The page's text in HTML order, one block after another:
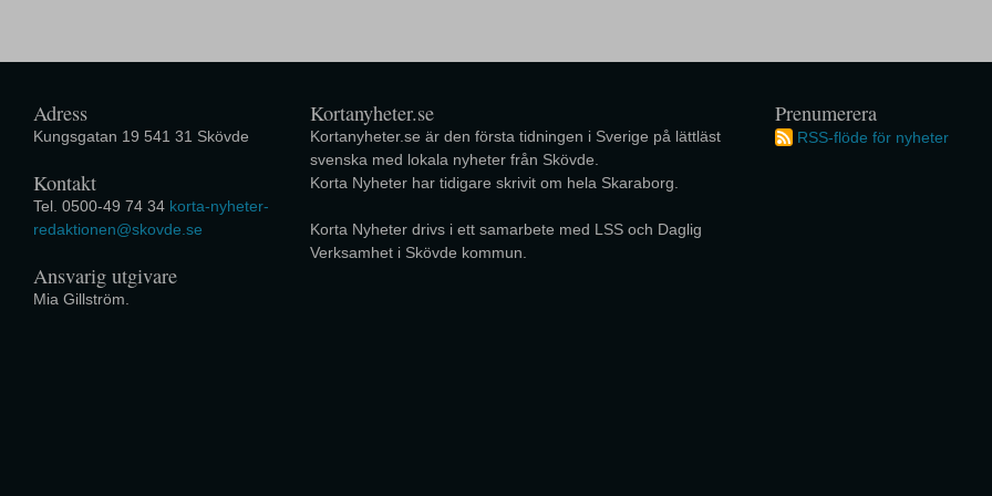
Adress
Kungsgatan 19 541 31 Skövde
Kontakt
Tel. 0500-49 74 34 korta-nyheter-
redaktionen@skovde.se
Ansvarig utgivare
Mia Gillström.
Kortanyheter.se
Kortanyheter.se är den första tidningen i Sverige på lättläst
svenska med lokala nyheter från Skövde.
Korta Nyheter har tidigare skrivit om hela Skaraborg.
Korta Nyheter drivs i ett samarbete med LSS och Daglig
Verksamhet i Skövde kommun.
Prenumerera
RSS-flöde för nyheter